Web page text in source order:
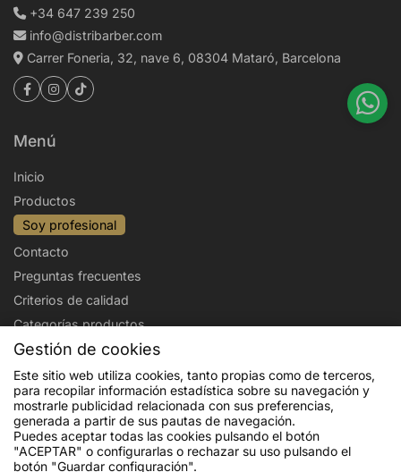
Gestión de cookies
Este sitio web utiliza cookies, tanto propias como de terceros,
para recopilar información estadística sobre su navegación y
mostrarle publicidad relacionada con sus preferencias,
generada a partir de sus pautas de navegación.
Puedes aceptar todas las cookies pulsando el botón
"ACEPTAR" o configurarlas o rechazar su uso pulsando el
botón "Guardar configuración".
+34 647 239 250
info@distribarber.com
Carrer Foneria, 32, nave 6, 08304 Mataró, Barcelona
Menú
Inicio
Productos
Soy profesional
Contacto
Preguntas frecuentes
Criterios de calidad
Categorías productos
Aviso legal
Política de privacidad
Politica de cookies
Condiciones de venta
Envíos y devoluciones